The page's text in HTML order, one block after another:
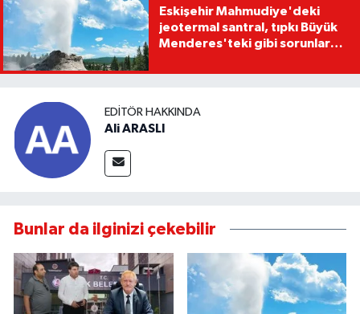
Eskişehir Mahmudiye'deki
jeotermal santral, tıpkı Büyük
Menderes'teki gibi sorunlara
EDITÖR HAKKINDA
Ali ARASLI
Bunlar da ilginizi çekebilir